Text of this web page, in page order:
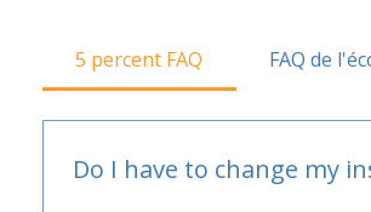
5 percent FAQ FAQ de
Do I have to change my